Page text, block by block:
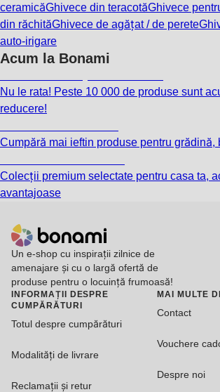
ceramicăGhivece din teracotăGhivece
din răchităGhivece de agățat / de perete
auto-irigare
Acum la Bonami
Nu le rata! Peste 10 000 de produse sunt
reducere!
Cumpără mai ieftin produse pentru grădină,
Colecții premium selectate pentru casa ta,
avantajoase
Un e-shop cu inspirații zilnice de
amenajare și cu o largă ofertă de
produse pentru o locuință frumoasă!
INFORMAȚII DESPRE
CUMPĂRĂTURI
Totul despre cumpărături
Modalități de livrare
Reclamații și retur
MAI MULTE
Contact
Vouchere
Despre noi